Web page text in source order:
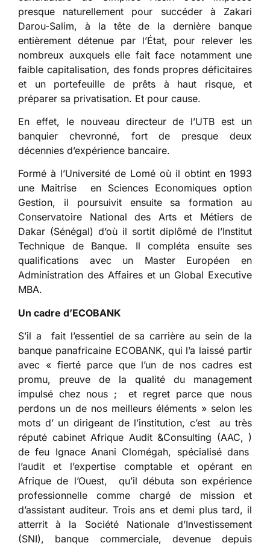
presque naturellement pour succéder à Zakari
Darou-Salim, à la tête de la dernière banque
entièrement détenue par l’État, pour relever les
nombreux auxquels elle fait face notamment une
faible capitalisation, des fonds propres déficitaires
et un portefeuille de prêts à haut risque, et
préparer sa privatisation. Et pour cause.
En effet, le nouveau directeur de l’UTB est un
banquier chevronné, fort de presque deux
décennies d’expérience bancaire.
Formé à l’Université de Lomé où il obtint en 1993
une Maitrise en Sciences Economiques option
Gestion, il poursuivit ensuite sa formation au
Conservatoire National des Arts et Métiers de
Dakar (Sénégal) d’où il sortit diplômé de l’Institut
Technique de Banque. Il compléta ensuite ses
qualifications avec un Master Européen en
Administration des Affaires et un Global Executive
MBA.
Un cadre d’ECOBANK
S’il a fait l’essentiel de sa carrière au sein de la
banque panafricaine ECOBANK, qui l’a laissé partir
avec « fierté parce que l’un de nos cadres est
promu, preuve de la qualité du management
impulsé chez nous ; et regret parce que nous
perdons un de nos meilleurs éléments » selon les
mots d’ un dirigeant de l’institution, c’est au très
réputé cabinet Afrique Audit &Consulting (AAC, )
de feu Ignace Anani Clomégah, spécialisé dans
l’audit et l’expertise comptable et opérant en
Afrique de l’Ouest, qu’il débuta son expérience
professionnelle comme chargé de mission et
d’assistant auditeur. Trois ans et demi plus tard, il
atterrit à la Société Nationale d’Investissement
(SNI), banque commerciale, devenue depuis